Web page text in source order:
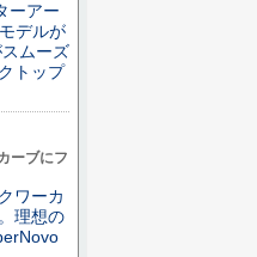
ーアー
デルが
ムーズ
トップ
ーブにフ
ワーカ
理想の